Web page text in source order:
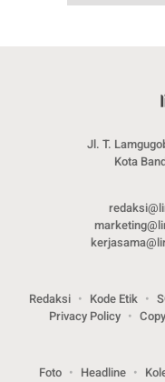
Jl. T.
Kota
Redaksi Kode Etik
Privacy Policy
Foto Headline